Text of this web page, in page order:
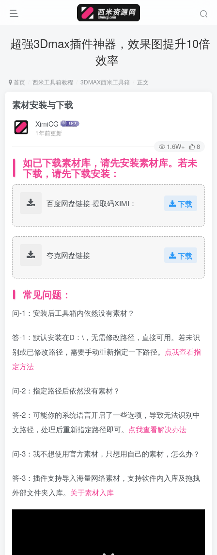
超强3Dmax插件神器，效果图提升10倍
效率
首页 西米工具箱教程 3DMAX西米工具箱 正文
素材安装与下载
XimiCG
1年前更新
1.6W+ 8
如已下载素材库，请先安装素材库。若未
下载，请先下载安装：
百度网盘链接-提取码XIMI： 下载
夸克网盘链接 下载
常见问题：
问-1：安装后工具箱内依然没有素材？
答-1：默认安装在D：\，无需修改路径，直接可用。若未识
别或已修改路径，需要手动重新指定一下路径。 点我查看指
定方法
问-2：指定路径后依然没有素材？
答-2：可能你的系统语言开启了一些选项，导致无法识别中
文路径，处理后重新指定路径即可。 点我查看解决办法
问-3：我不想使用官方素材，只想用自己的素材，怎么办？
答-3：插件支持导入海量网络素材，支持软件内入库及拖拽
外部文件夹入库。 关于素材入库